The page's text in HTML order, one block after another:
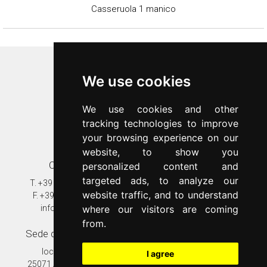
We use cookies
We use cookies and other
tracking technologies to improve
your browsing experience on our
website, to show you
personalized content and
targeted ads, to analyze our
website traffic, and to understand
where our visitors are coming
from.
I agree
Casseruola 1 manico
Via Bernocchi 48
p.iva 00547480988
c.f. 00277970174
n.REA 87777
Contatti
T. +39 030 8931401
F. +39 030 802628
info@inoxriv.it
Assistenza clienti
T.
+39 030 89314020
assistenza@inoxriv.it
Garanzia
Sede di produzione
località Fondi
25071 Agnosine (Bs)
Inoxriv Ungheria
Inoxriv Romania